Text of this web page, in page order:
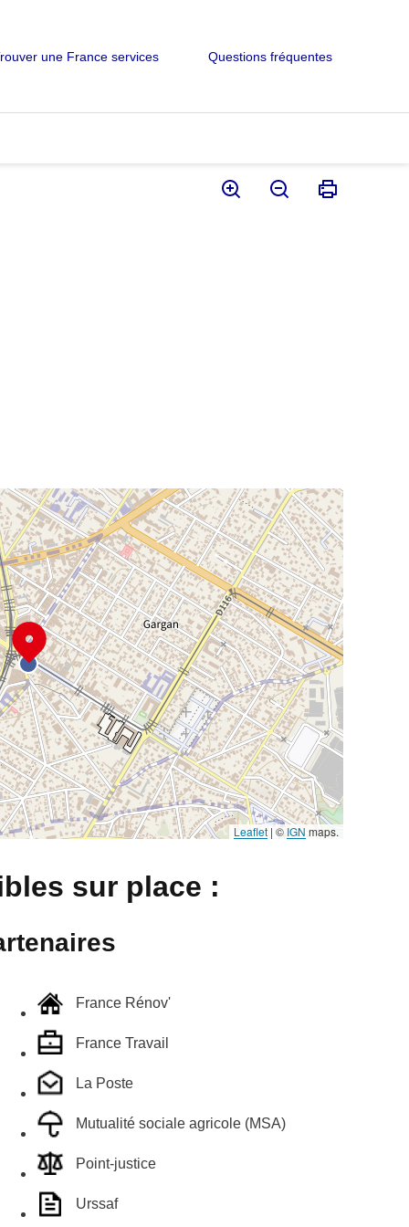
une France services Questions fréquentes
Leaflet | © IGN maps.
sur place :
France Rénov'
France Travail
La Poste
Mutualité sociale agricole (MSA)
Point-justice
Urssaf